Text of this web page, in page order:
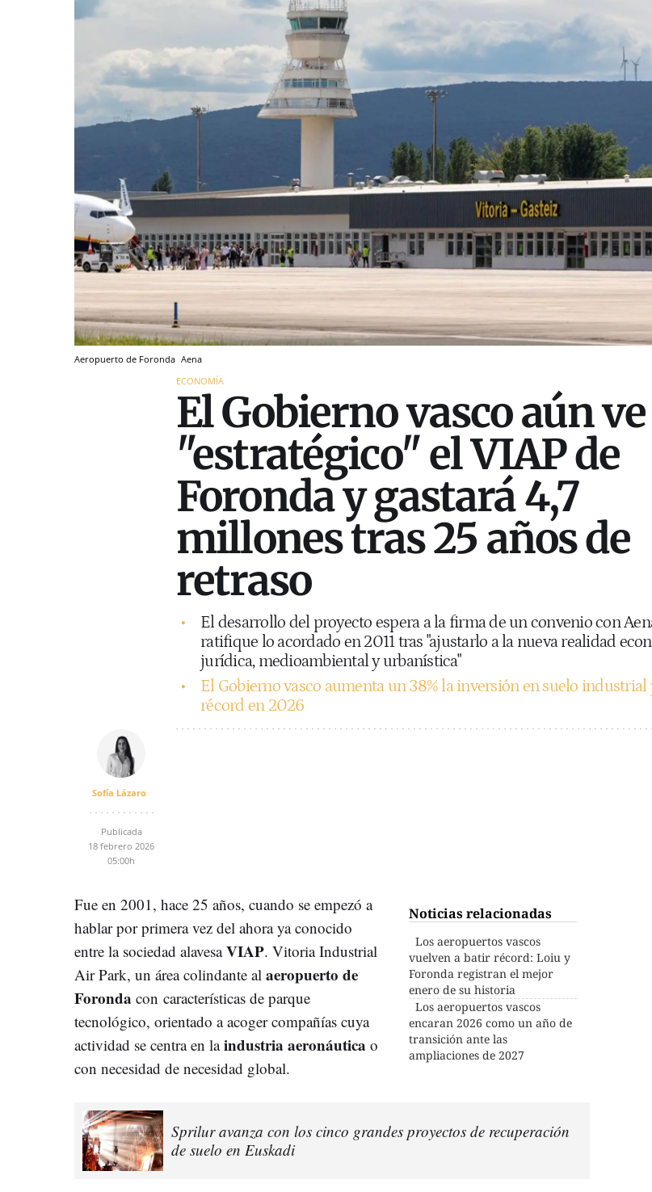
Aeropuerto de Foronda Aena
ECONOMÍA
El Gobierno vasco aún ve
"estratégico" el VIAP de
Foronda y gastará 4,7
millones tras 25 años de
retraso
El desarrollo del proyecto espera a la firma de un convenio con
ratifique lo acordado en 2011 tras "ajustarlo a la nueva realidad
jurídica, medioambiental y urbanística"
El Gobierno vasco aumenta un 38% la inversión en suelo industrial
récord en 2026
Sofía Lázaro
Publicada
18 febrero 2026
05:00h
Noticias relacionadas
Los aeropuertos vascos
vuelven a batir récord: Loiu y
Foronda registran el mejor
enero de su historia
Los aeropuertos vascos
encaran 2026 como un año de
transición ante las
ampliaciones de 2027
Fue en 2001, hace 25 años, cuando se empezó a
hablar por primera vez del ahora ya conocido
entre la sociedad alavesaVIAP. Vitoria Industrial
Air Park, un área colindante al aeropuerto de
Foronda con características de parque
tecnológico, orientado a acoger compañías cuya
actividad se centra en laindustria aeronáutica o
con necesidad de necesidad global.
Sprilur avanza con los cinco grandes proyectos de recuperación
de suelo en Euskadi